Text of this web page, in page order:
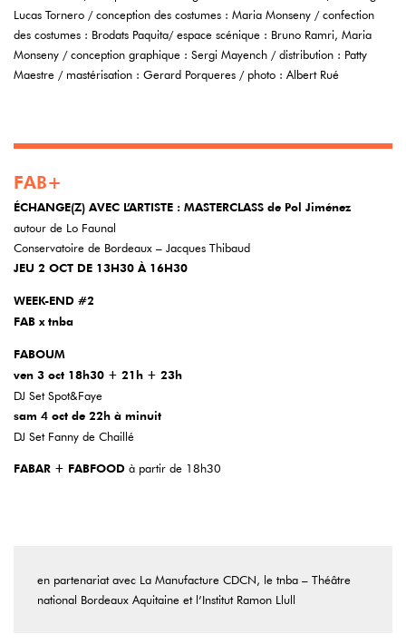
Lucas Tornero / conception des costumes : Maria Monseny / confection
des costumes : Brodats Paquita/ espace scénique : Bruno Ramri, Maria
Monseny / conception graphique : Sergi Mayench / distribution : Patty
Maestre / mastérisation : Gerard Porqueres / photo : Albert Rué
FAB+
ÉCHANGE(Z) AVEC L’ARTISTE : MASTERCLASS de Pol Jiménez
autour de Lo Faunal
Conservatoire de Bordeaux – Jacques Thibaud
JEU 2 OCT DE 13H30 À 16H30
WEEK-END #2
FAB x tnba
FABOUM
ven 3 oct 18h30 + 21h + 23h
DJ Set Spot&Faye
sam 4 oct de 22h à minuit
DJ Set Fanny de Chaillé
FABAR + FABFOOD à partir de 18h30
en partenariat avec La Manufacture CDCN, le tnba – Théâtre
national Bordeaux Aquitaine et l’Institut Ramon Llull